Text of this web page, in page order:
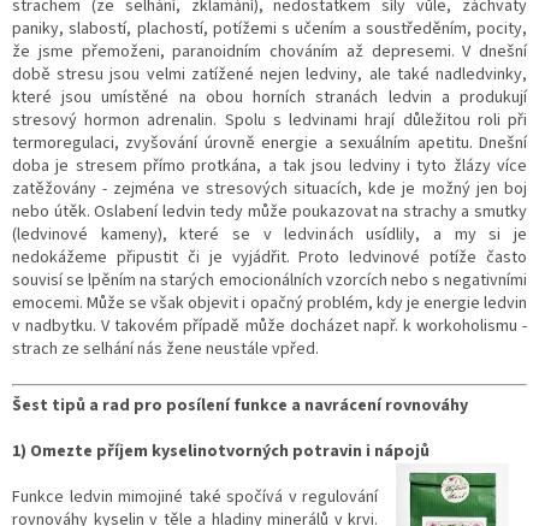
strachem (ze selhání, zklamání), nedostatkem síly vůle, záchvaty
paniky, slabostí, plachostí, potížemi s učením a soustředěním, pocity,
že jsme přemoženi, paranoidním chováním až depresemi. V dnešní
době stresu jsou velmi zatížené nejen ledviny, ale také nadledvinky,
které jsou umístěné na obou horních stranách ledvin a produkují
stresový hormon adrenalin. Spolu s ledvinami hrají důležitou roli při
termoregulaci, zvyšování úrovně energie a sexuálním apetitu. Dnešní
doba je stresem přímo protkána, a tak jsou ledviny i tyto žlázy více
zatěžovány - zejména ve stresových situacích, kde je možný jen boj
nebo útěk. Oslabení ledvin tedy může poukazovat na strachy a smutky
(ledvinové kameny), které se v ledvinách usídlily, a my si je
nedokážeme připustit či je vyjádřit. Proto ledvinové potíže často
souvisí se lpěním na starých emocionálních vzorcích nebo s negativními
emocemi. Může se však objevit i opačný problém, kdy je energie ledvin
v nadbytku. V takovém případě může docházet např. k workoholismu -
strach ze selhání nás žene neustále vpřed.
Šest tipů a rad pro posílení funkce a navrácení rovnováhy
1) Omezte příjem kyselinotvorných potravin i nápojů
Funkce ledvin mimojiné také spočívá v regulování
rovnováhy kyselin v těle a hladiny minerálů v krvi.